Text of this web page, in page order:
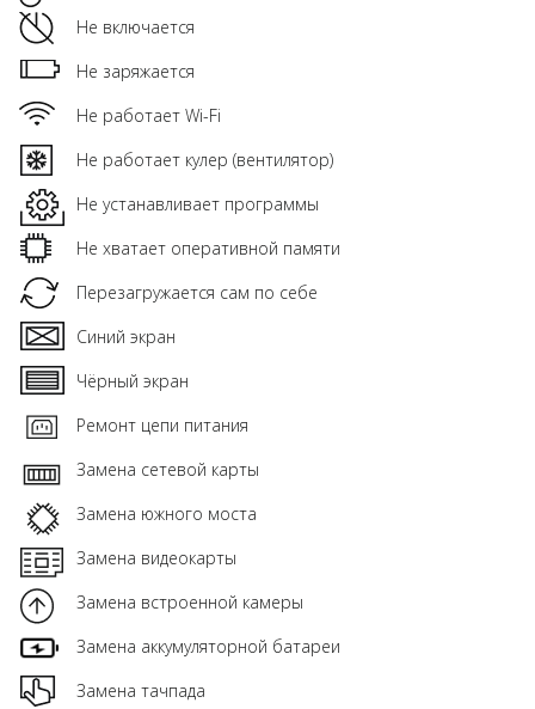
Не включается
Не заряжается
Не работает Wi-Fi
Не работает кулер (вентилятор)
Не устанавливает программы
Не хватает оперативной памяти
Перезагружается сам по себе
Синий экран
Чёрный экран
Ремонт цепи питания
Замена сетевой карты
Замена южного моста
Замена видеокарты
Замена встроенной камеры
Замена аккумуляторной батареи
Замена тачпада